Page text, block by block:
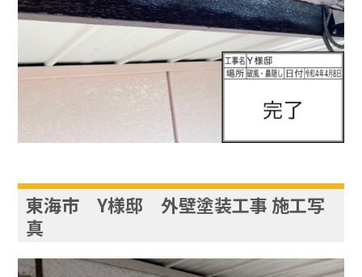
東海市 Y様邸 外壁塗装工事 施工写
真